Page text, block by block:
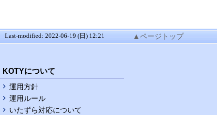
Last-modified: 2022-06-19 (日) 12:21 ▲ページトップ
KOTYについて
運用方針
運用ルール
いたずら対応について